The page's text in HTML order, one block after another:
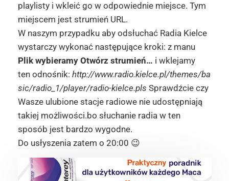
playlisty i wkleić go w odpowiednie miejsce. Tym
miejscem jest strumień URL.
W naszym przypadku aby odsłuchać Radia Kielce
wystarczy wykonać następujące kroki: z manu
Plik wybieramy Otwórz strumień… i wklejamy
ten odnośnik: http://www.radio.kielce.pl/themes/ba
sic/radio_1/player/radio-kielce.pls Sprawdźcie czy
Wasze ulubione stacje radiowe nie udostępniają
takiej możliwości.bo słuchanie radia w ten
sposób jest bardzo wygodne.
Do usłyszenia zatem o 20:00 😉